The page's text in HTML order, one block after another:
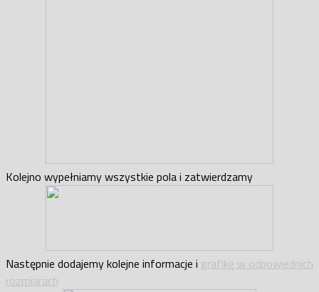
Kolejno wypełniamy wszystkie pola i zatwierdzamy
Następnie dodajemy kolejne informacje i grafikę w odpowiednich
rozmiarach